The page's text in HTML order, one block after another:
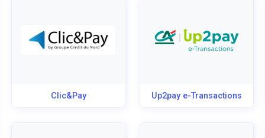
Clic&Pay Up2pay e-Transactions